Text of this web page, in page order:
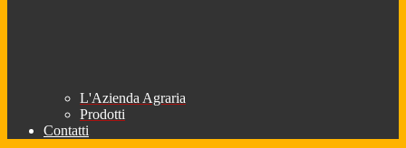
L'Azienda Agraria
Prodotti
Contatti